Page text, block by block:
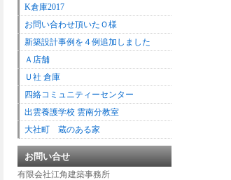
K倉庫2017
お問い合わせ頂いたＯ様
新築設計事例を４例追加しました
Ａ店舗
Ｕ社 倉庫
四絡コミュニティーセンター
出雲養護学校 雲南分教室
大社町 蔵のある家
お問い合せ
有限会社江角建築事務所